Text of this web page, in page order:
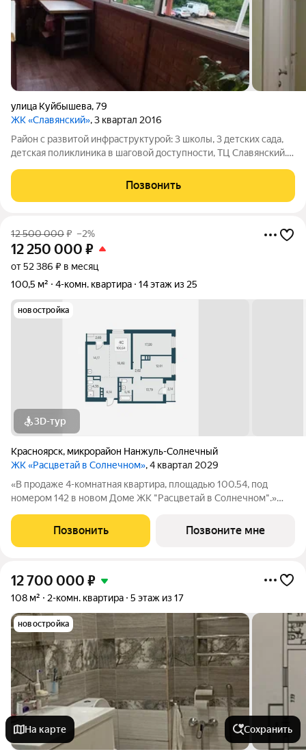
улица Куйбышева,79
ЖК «Славянский», 3 квартал 2016
Район с развитой инфраструктурой: 3 школы, 3 детских сада,
детская поликлиника в шаговой доступности, ТЦ Славянский.
обременений. Очень тихий и ухоженный двор. В подъезде
дежурят консьержки.
Позвонить
12 500 000₽ –2%
12 250 000 ₽
от 52 386 ₽ в месяц
100,5 м²
4-комн. квартира 14 этаж из 25
новостройка
3D-тур
Красноярск, микрорайон Нанжуль-Солнечный
ЖК «Расцветай в Солнечном», 4 квартал 2029
«В продаже 4-комнатная квартира, площадью 100.54, под
номером 142 в новом Доме ЖК "Расцветай в Солнечном".»
Черемуховой улице, задуманный как точка притяжения тепла
в одном из самых перспективных
Позвонить Позвоните мне
12 700 000 ₽
108 м² 2-комн. квартира 5 этаж из 17
новостройка
На карте Сохранить